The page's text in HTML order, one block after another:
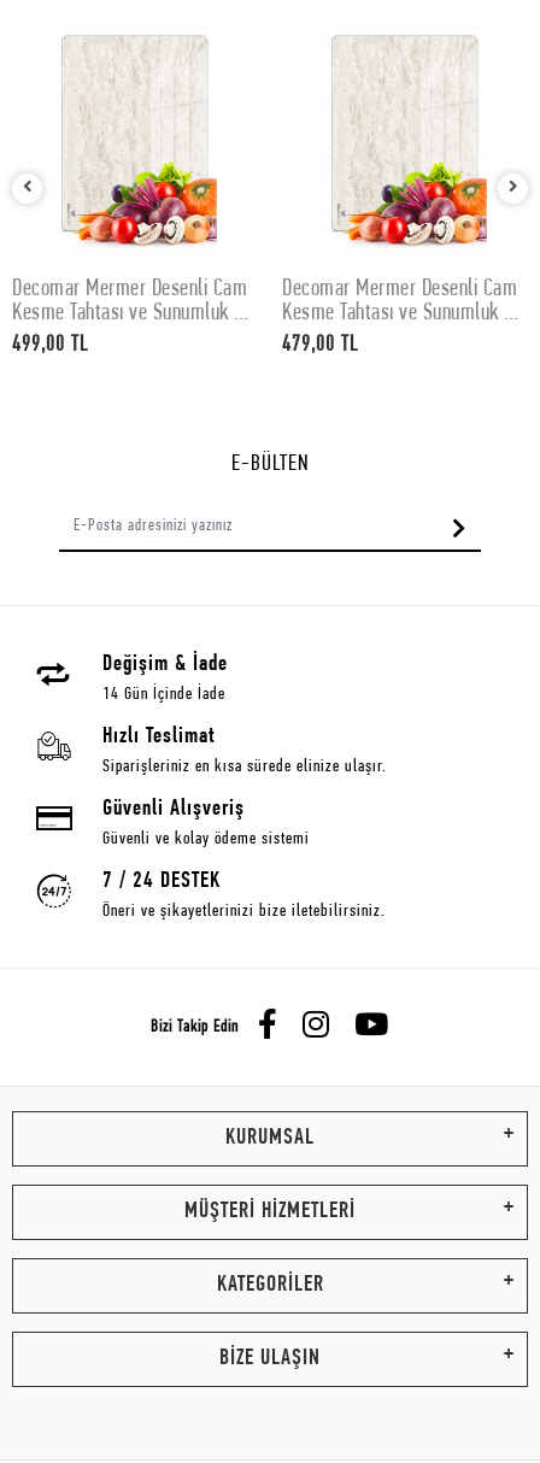
SEPETE EKLE
Decomar Mermer Desenli Cam
Kesme Tahtası ve Sunumluk 30
x 40 cm
499,00 TL
SEPETE EKLE
Decomar Mermer Desenli Cam
Kesme Tahtası ve Sunumluk 25
x 35 cm
479,00 TL
E-BÜLTEN
Değişim & İade
14 Gün İçinde İade
Hızlı Teslimat
Siparişleriniz en kısa sürede elinize ulaşır.
Güvenli Alışveriş
Güvenli ve kolay ödeme sistemi
7 / 24 DESTEK
Öneri ve şikayetlerinizi bize iletebilirsiniz.
Bizi Takip Edin
KURUMSAL
MÜŞTERİ HİZMETLERİ
KATEGORİLER
BİZE ULAŞIN